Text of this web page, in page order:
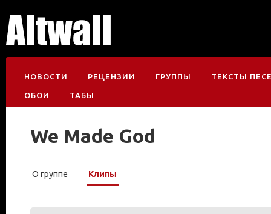
НОВОСТИ РЕЦЕНЗИИ ГРУППЫ ТЕКСТЫ
ОБОИ ТАБЫ
We Made God
О группе Клипы